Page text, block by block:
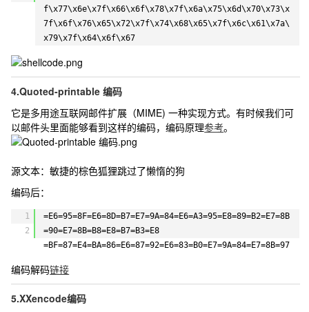
f\x77\x6e\x7f\x66\x6f\x78\x7f\x6a\x75\x6d\x70\x73\x
7f\x6f\x76\x65\x72\x7f\x74\x68\x65\x7f\x6c\x61\x7a\
x79\x7f\x64\x6f\x67
4.Quoted-printable 编码
它是多用途互联网邮件扩展（MIME) 一种实现方式。有时候我们可
以邮件头里面能够看到这样的编码，编码原理参考。
源文本：敏捷的棕色狐狸跳过了懒惰的狗
编码后：
1
2
=E6=95=8F=E6=8D=B7=E7=9A=84=E6=A3=95=E8=89=B2=E7=8B
=90=E7=8B=B8=E8=B7=B3=E8
=BF=87=E4=BA=86=E6=87=92=E6=83=B0=E7=9A=84=E7=8B=97
编码解码链接
5.XXencode编码